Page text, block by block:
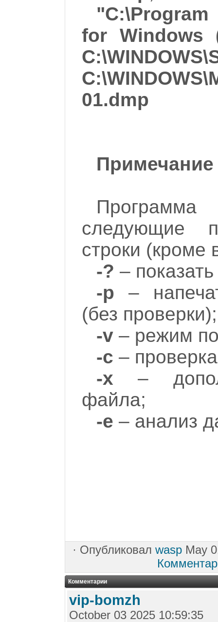
for Windows
01.dmp
Примечание
следующие
строки
-? –
-p –
(без проверки);
-v – режим
-c –
-x –
файла;
-e – анализ
· Опубликовал wasp May
Комментарии
vip-bomzh
October 03 2025 10:59:35